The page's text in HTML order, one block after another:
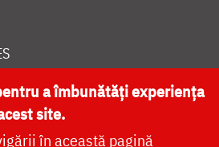
CATEDRALA NAȚIONALĂ
a îmbunătăți experiența
site.
în această pagină